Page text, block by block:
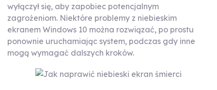
wyłączył się, aby zapobiec potencjalnym
zagrożeniom. Niektóre problemy z niebieskim
ekranem Windows 10 można rozwiązać, po prostu
ponownie uruchamiając system, podczas gdy inne
mogą wymagać dalszych kroków.